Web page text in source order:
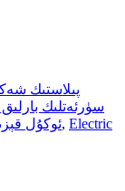
پىلاستىك
سۈرئەتلىك
ئوكۇل, Electric